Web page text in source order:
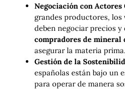
Negociación con Actores
grandes productores, los
deben negociar precios
compradores de mineral
asegurar la materia prima.
Gestión de la
españolas están bajo un
para operar de manera